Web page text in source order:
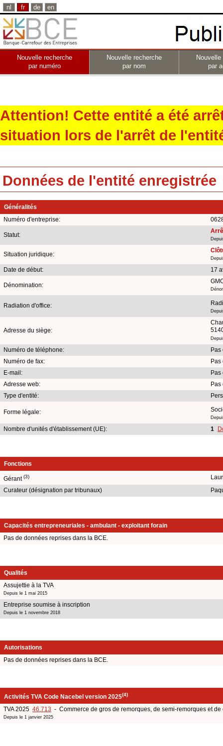
nl fr de en
Nouvelle recherche
par numéro
Nouvelle recherche
par nom
par
Attention! Cette entité a été
situation lors de l'arrêt de
Données de l'entité enregistrée
Généralités
Numéro d'entreprise:
Statut:
Situation juridique:
Date de début: 17
Dénomination:
Radiation d'office:
Adresse du siège:
Numéro de téléphone:
Pas
Numéro de fax:
Pas
E-mail:
Pas
Adresse web:
Pas
Type d'entité:
Forme légale:
Nombre d'unités d'établissement (UE): 1
Fonctions
Gérant(3)
Curateur (désignation par tribunaux)
Capacités entrepreneuriales - ambulant - exploitant forain
Pas de données reprises dans la BCE.
Qualités
Assujettie à la TVA
Depuis le 1 mai 2015
Entreprise soumise à inscription
Depuis le 1 novembre 2018
Autorisations
Pas de données reprises dans la BCE.
Activités TVA Code Nacebel version 2025(4)
TVA 2025 46.713 - Commerce de gros de remorques, de semi-remorques et de
Depuis le 1 janvier 2025